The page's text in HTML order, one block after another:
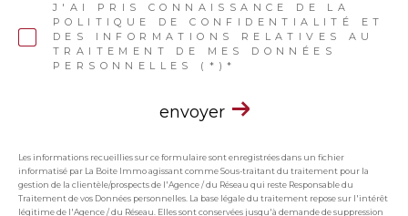
J'AI PRIS CONNAISSANCE DE LA
POLITIQUE DE CONFIDENTIALITÉ ET
DES INFORMATIONS RELATIVES AU
TRAITEMENT DE MES DONNÉES
PERSONNELLES (*)*
envoyer
Les informations recueillies sur ce formulaire sont enregistrées dans un fichier
informatisé par La Boite Immo agissant comme Sous-traitant du traitement pour la
gestion de la clientèle/prospects de l'Agence / du Réseau qui reste Responsable du
Traitement de vos Données personnelles. La base légale du traitement repose sur l'intérêt
légitime de l'Agence / du Réseau. Elles sont conservées jusqu'à demande de suppression